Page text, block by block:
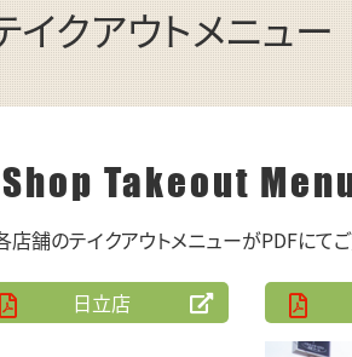
イクアウトメニュー
Shop Takeout
店舗のテイクアウトメニューがPDFにてご
日立店